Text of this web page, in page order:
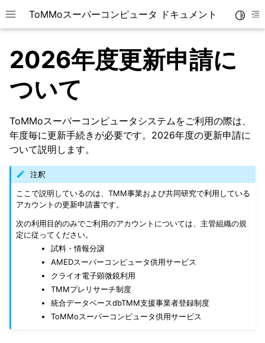
Toggle site navigation sidebar
ToMMoスーパーコンピュータ ドキュメント
navigation of 利用方法
navigation of システムについて
navigation of Phase 2スパコンからの変更点
navigation of スパコンのサービス
navigation of データセキュリティ
navigation of 各種申請について
navigation of よくある質問
2026年度更新申請に
ついて
ToMMoスーパーコンピュータシステムをご利用の際は、
年度毎に更新手続きが必要です。2026年度の更新申請に
ついて説明します。
注釈
ここで説明しているのは、TMM事業および共同研究で利用している
アカウントの更新申請書です。
次の利用目的のみでご利用のアカウントについては、主管組織の規
定に従ってください。
試料・情報分譲
AMEDスーパーコンピュータ供用サービス
クライオ電子顕微鏡利用
TMMプレリサーチ制度
統合データベースdbTMM支援事業者登録制度
ToMMoスーパーコンピュータ供用サービス